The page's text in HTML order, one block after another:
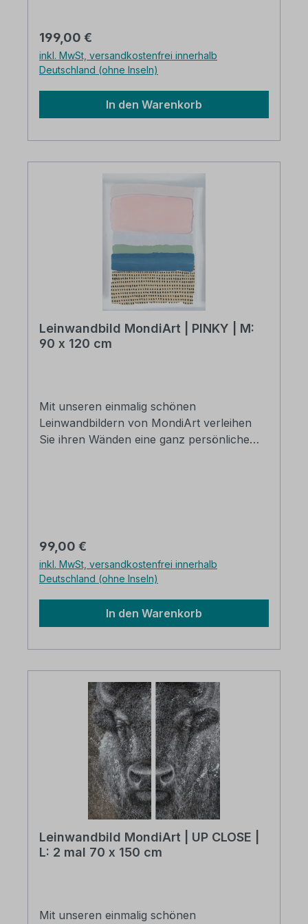
stabilen Box Große Farbtiefe Schnell
geliefert Kostenloser Versand in
Deutschland
Regulärer Preis:
199,00 €
inkl. MwSt, versandkostenfrei innerhalb
Deutschland (ohne Inseln)
In den Warenkorb
Leinwandbild MondiArt | PINKY | M:
90 x 120 cm
Mit unseren einmalig schönen
Leinwandbildern von MondiArt verleihen
Sie ihren Wänden eine ganz persönliche
MondiArt Showroom Abmessungen: 90 x
120 cm Einfach aufzuhängen Verpackt in
einer stabilen Box Große Farbtiefe Schnell
geliefert Kostenloser Versand in
Regulärer Preis:
99,00 €
inkl. MwSt, versandkostenfrei innerhalb
Deutschland (ohne Inseln)
In den Warenkorb
Leinwandbild MondiArt | UP CLOSE |
L: 2 mal 70 x 150 cm
Mit unseren einmalig schönen